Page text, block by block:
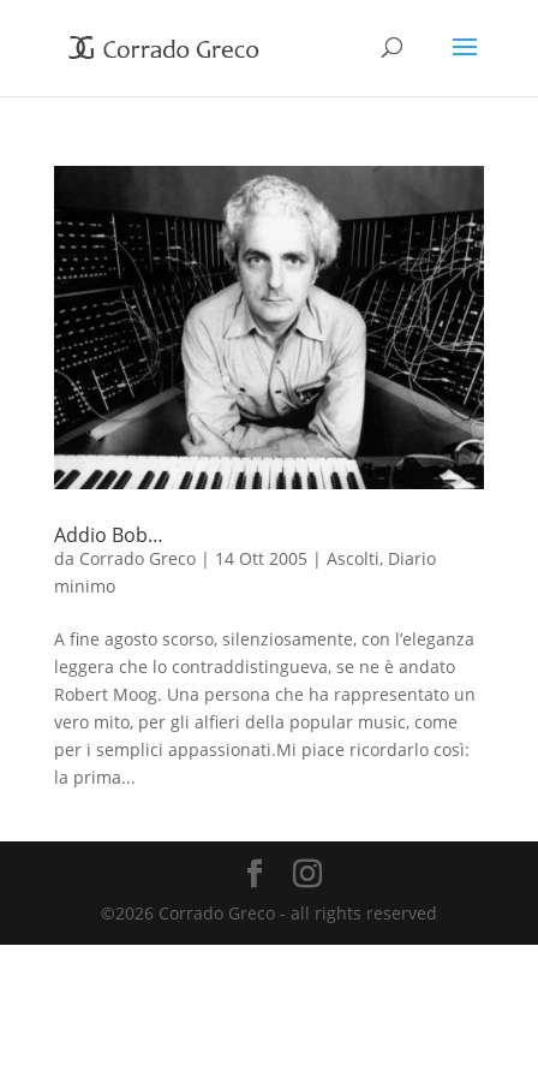
Addio Bob…
da Corrado Greco| 14 Ott 2005 | Ascolti, Diario
minimo
A fine agosto scorso, silenziosamente, con l’eleganza
leggera che lo contraddistingueva, se ne è andato
Robert Moog. Una persona che ha rappresentato un
vero mito, per gli alfieri della popular music, come
per i semplici appassionati.Mi piace ricordarlo così:
la prima...
©2026 Corrado Greco - all rights reserved